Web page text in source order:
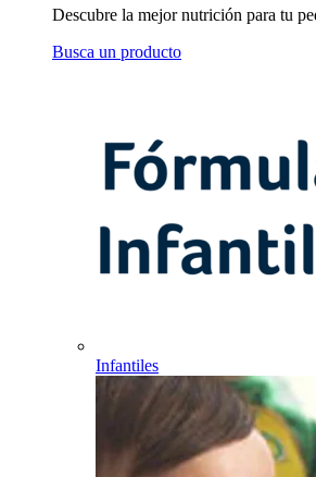
Descubre la mejor nutrición para tu
Busca un producto
Infantiles